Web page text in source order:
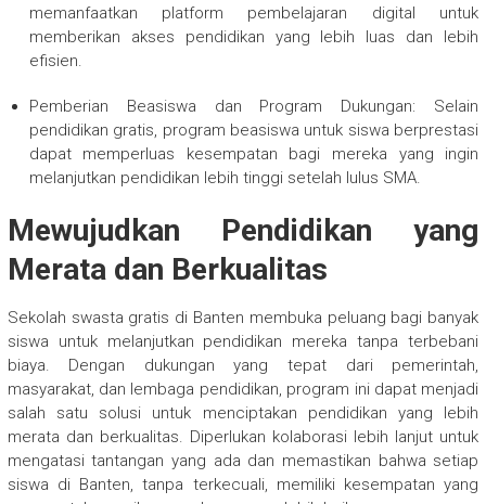
memanfaatkan platform pembelajaran digital untuk
memberikan akses pendidikan yang lebih luas dan lebih
efisien.
Pemberian Beasiswa dan Program Dukungan: Selain
pendidikan gratis, program beasiswa untuk siswa berprestasi
dapat memperluas kesempatan bagi mereka yang ingin
melanjutkan pendidikan lebih tinggi setelah lulus SMA.
Mewujudkan Pendidikan yang
Merata dan Berkualitas
Sekolah swasta gratis di Banten membuka peluang bagi banyak
siswa untuk melanjutkan pendidikan mereka tanpa terbebani
biaya. Dengan dukungan yang tepat dari pemerintah,
masyarakat, dan lembaga pendidikan, program ini dapat menjadi
salah satu solusi untuk menciptakan pendidikan yang lebih
merata dan berkualitas. Diperlukan kolaborasi lebih lanjut untuk
mengatasi tantangan yang ada dan memastikan bahwa setiap
siswa di Banten, tanpa terkecuali, memiliki kesempatan yang